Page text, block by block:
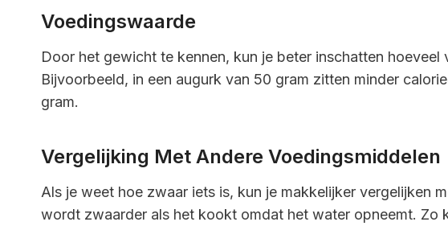
Voedingswaarde
Door het gewicht te kennen, kun je beter inschatten
Bijvoorbeeld, in een augurk van 50 gram zitten minder
gram.
Vergelijking Met Andere Voedingsmiddelen
Als je weet hoe zwaar iets is, kun je makkelijker vergelijken
wordt zwaarder als het kookt omdat het water opneemt. Zo